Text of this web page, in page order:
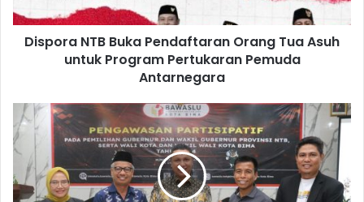
Dispora NTB Buka Pendaftaran Orang Tua Asuh
untuk Program Pertukaran Pemuda
Antarnegara